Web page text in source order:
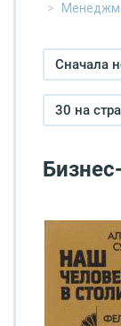
Сначала
30 на